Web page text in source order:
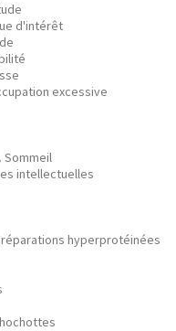
d'intérêt
excessive
Sommeil
intellectuelles
hyperprotéinées